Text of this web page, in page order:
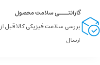
گارانتــــی سلامت محصول
بررسی سلامت فیزیکی کالا قبل از
ارسال